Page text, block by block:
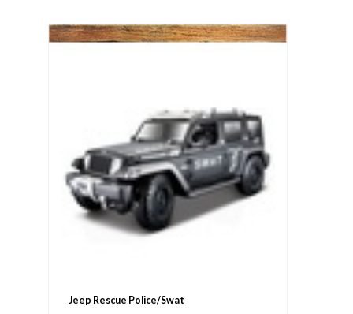
Jeep Rescue Police/Swat